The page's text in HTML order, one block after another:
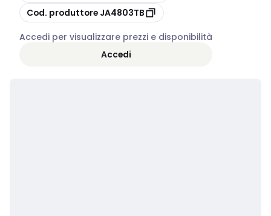
copia
Cod. produttore JA4803TB
Accedi per visualizzare prezzi e disponibilità
Accedi